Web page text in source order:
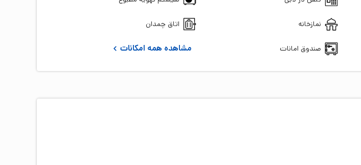
نمازخانه
صندوق امانات
اتاق چمدان
مشاهده همه امکانات